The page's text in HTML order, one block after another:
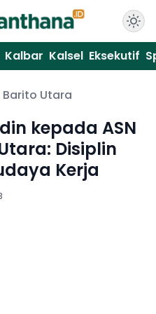
Kalbar Kalsel Eksekutif
Barito Utara
kepada ASN
Disiplin
Kerja